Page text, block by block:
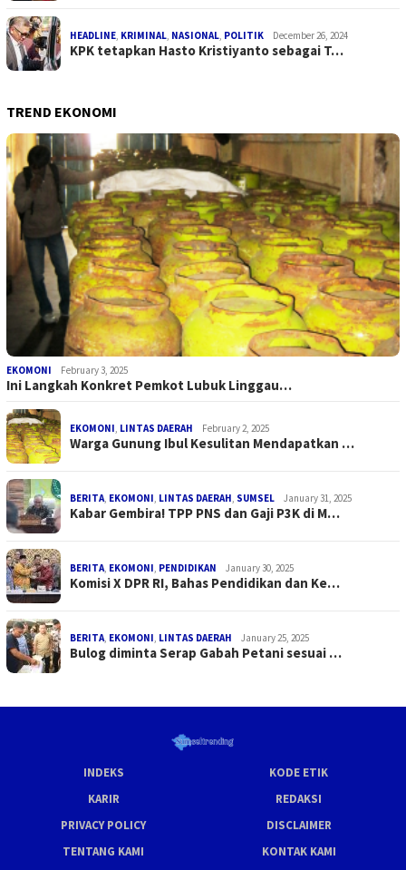
HEADLINE, KRIMINAL, NASIONAL, POLITIK December 26, 2024
KPK tetapkan Hasto Kristiyanto sebagai T…
TREND EKONOMI
EKOMONI February 3, 2025
Ini Langkah Konkret Pemkot Lubuk Linggau…
EKOMONI, LINTAS DAERAH February 2, 2025
Warga Gunung Ibul Kesulitan Mendapatkan …
BERITA, EKOMONI, LINTAS DAERAH, SUMSEL January 31, 2025
Kabar Gembira! TPP PNS dan Gaji P3K di M…
BERITA, EKOMONI, PENDIDIKAN January 30, 2025
Komisi X DPR RI, Bahas Pendidikan dan Ke…
BERITA, EKOMONI, LINTAS DAERAH January 25, 2025
Bulog diminta Serap Gabah Petani sesuai …
INDEKS
KODE ETIK
KARIR
REDAKSI
PRIVACY POLICY
DISCLAIMER
TENTANG KAMI
KONTAK KAMI